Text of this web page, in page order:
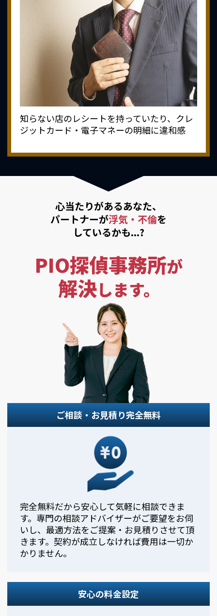
知らない店のレシートを持っていたり、クレ
ジットカード・電子マネーの明細に違和感
心当たりがあるあなた、
パートナーが浮気・不倫を
しているかも...?
PIO探偵事務所が
解決します。
ご相談・お見積り完全無料
完全無料だから安心して気軽に相談できま
す。専門の相談アドバイザーがご要望をお伺
いし、最適方法をご提案・お見積りさせて頂
きます。契約が成立しなければ費用は一切か
かりません。
安心の料金設定